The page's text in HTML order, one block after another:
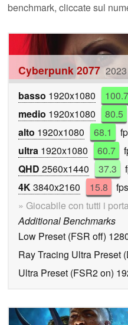
benchmark, cliccate sul
Cyberpunk 2077 2023
basso 1920x1080 100.7
medio 1920x1080 80.5
alto 1920x1080 68.1
ultra 1920x1080 60.7
QHD 2560x1440 37.3
4K3840x2160 15.8
» Giocabile con tutti i
Additional Benchmarks
Low Preset (FSR off)
Ray Tracing Ultra Preset
Ultra Preset (FSR2 on)